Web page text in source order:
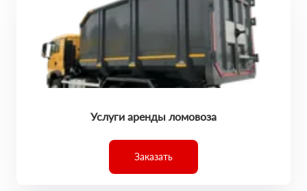
Услуги аренды ломовоза
Заказать